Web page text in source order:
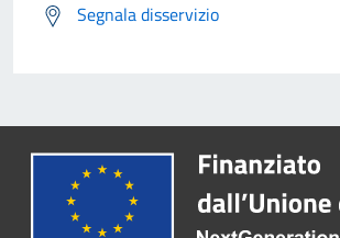
Segnala disservizio